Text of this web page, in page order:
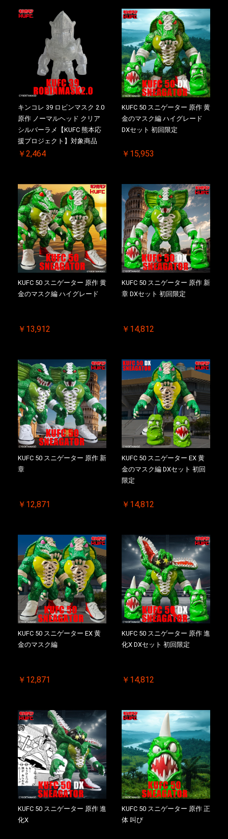
キンコレ 39 ロビンマスク 2.0
原作 ノーマルヘッド クリア
シルバーラメ【KUFC 熊本応
援プロジェクト】対象商品
￥2,464
KUFC 50 スニゲーター 原作 黄
金のマスク編 ハイグレード
DXセット 初回限定
￥15,953
KUFC 50 スニゲーター 原作 黄
金のマスク編 ハイグレード
￥13,912
KUFC 50 スニゲーター 原作 新
章 DXセット 初回限定
￥14,812
KUFC 50 スニゲーター 原作 新
章
￥12,871
KUFC 50 スニゲーター EX 黄
金のマスク編 DXセット 初回
限定
￥14,812
KUFC 50 スニゲーター EX 黄
金のマスク編
￥12,871
KUFC 50 スニゲーター 原作 進
化X DXセット 初回限定
￥14,812
KUFC 50 スニゲーター 原作 進
化X
KUFC 50 スニゲーター 原作 正
体 叫び